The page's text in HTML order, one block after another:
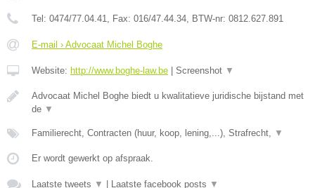
Tel: 0474/77.04.41 , Fax: 016/47.44.34 , BTW-nr: ​0812.627.891
E-mail › Advocaat Michel Boghe
Website: http://www.boghe-law.be | Screenshot ▼
Advocaat Michel Boghe biedt u kwalitatieve juridische bijstand met
de ▼
Familierecht, Contracten (huur, koop, lening,...), Strafrecht, ▼
Er wordt gewerkt op afspraak.
Laatste tweets ▼ | Laatste facebook posts ▼